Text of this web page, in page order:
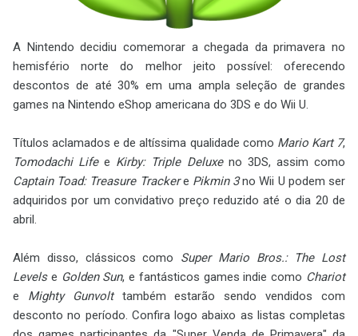
A Nintendo decidiu comemorar a chegada da primavera no
hemisfério norte do melhor jeito possível: oferecendo
descontos de até 30% em uma ampla seleção de grandes
games na Nintendo eShop americana do 3DS e do Wii U.
Títulos aclamados e de altíssima qualidade como Mario Kart 7,
Tomodachi Lifee Kirby: Triple Deluxeno 3DS, assim como
Captain Toad: Treasure Trackere Pikmin 3no Wii U podem ser
adquiridos por um convidativo preço reduzido até o dia 20 de
abril.
Além disso, clássicos como Super Mario Bros.: The Lost
Levelse Golden Sun, e fantásticos games indie como Chariot
e Mighty Gunvolttambém estarão sendo vendidos com
desconto no período. Confira logo abaixo as listas completas